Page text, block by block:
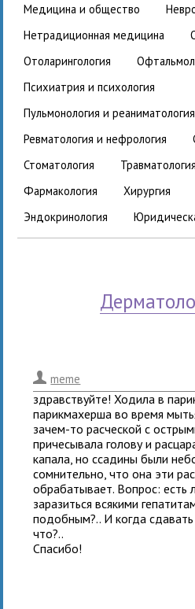
медицина и общество
нетрадиционная медицина
отоларингология
психиатрия и психология
пульмонология и реаниматология
ревматология и нефрология
стоматология
травматология
фармакология
хирургия
эндокринология
. meme
здравствуйте! Ходила в
парикмахерша во время
зачем-то расческой с
причесывала голову и
капала, но ссадины были
сомнительно, что она эти
обрабатывает. Вопрос: есть
заразиться всякими
подобным?.. И когда
что?..
Спасибо!